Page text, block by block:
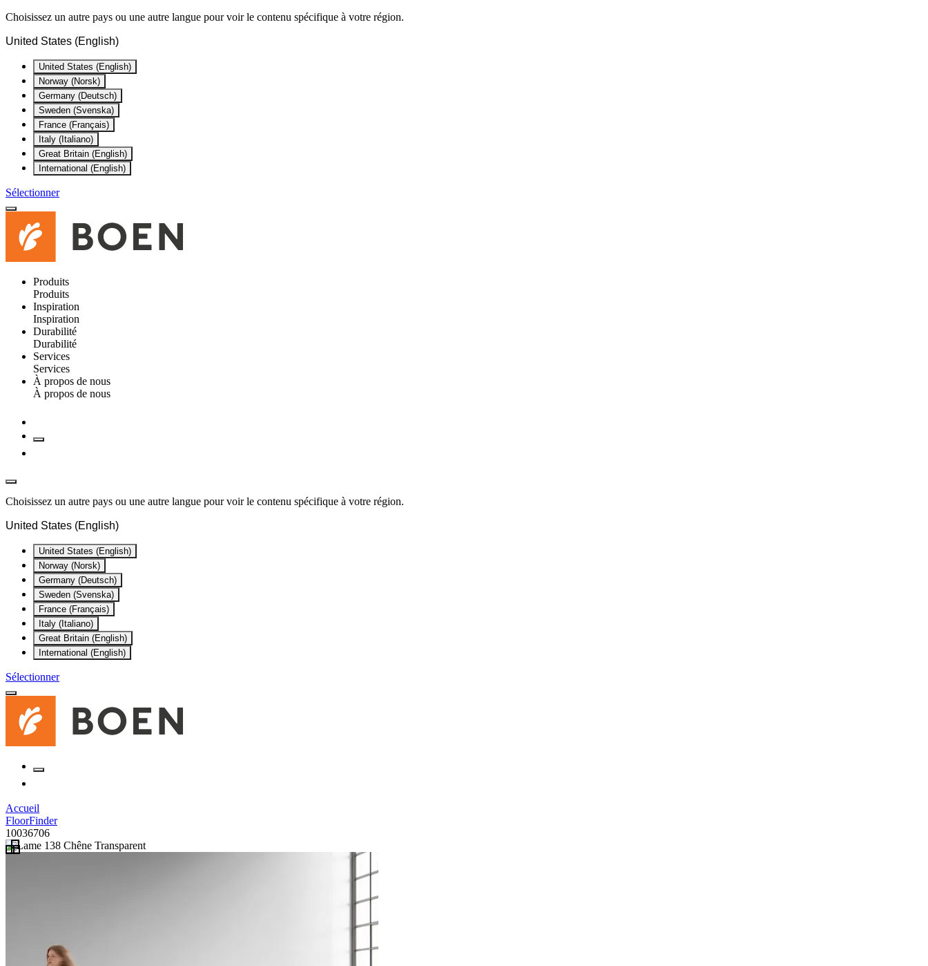
Choisissez un autre pays ou une autre langue pour voir le contenu spécifique à votre région.
United States (English)
United States (English)
Norway (Norsk)
Germany (Deutsch)
Sweden (Svenska)
France (Français)
Italy (Italiano)
Great Britain (English)
International (English)
Sélectionner
Produits
Produits
Inspiration
Inspiration
Durabilité
Durabilité
Services
Services
À propos de nous
À propos de nous
Choisissez un autre pays ou une autre langue pour voir le contenu spécifique à votre région.
United States (English)
United States (English)
Norway (Norsk)
Germany (Deutsch)
Sweden (Svenska)
France (Français)
Italy (Italiano)
Great Britain (English)
International (English)
Sélectionner
Accueil
FloorFinder
10036706